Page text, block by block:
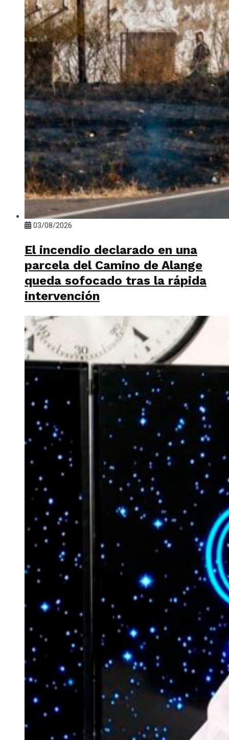
03/08/2026
El incendio declarado en una
parcela del Camino de Alange
queda sofocado tras la rápida
intervención